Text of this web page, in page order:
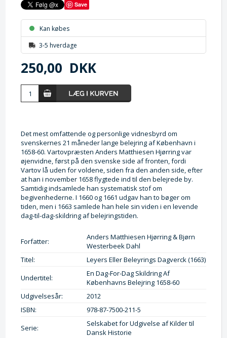
Save
Kan købes
3-5 hverdage
250,00 DKK
Det mest omfattende og personlige vidnesbyrd om
svenskernes 21 måneder lange belejring af København i
1658-60. Vartovpræsten Anders Matthiesen Hjørring var
øjenvidne, først på den svenske side af fronten, fordi
Vartov lå uden for voldene, siden fra den anden side, efter
at han i november 1658 flygtede ind til den belejrede by.
Samtidig indsamlede han systematisk stof om
begivenhederne. I 1660 og 1661 udgav han to bøger om
tiden, men i 1663 samlede han hele sin viden i en levende
dag-til-dag-skildring af belejringstiden.
Forfatter:
Anders Matthiesen Hjørring & Bjørn
Westerbeek Dahl
Titel:
Leyers Eller Beleyrings Dagverck (1663)
Undertitel:
En Dag-For-Dag Skildring Af
Københavns Belejring 1658-60
Udgivelsesår:
2012
ISBN:
978-87-7500-211-5
Serie:
Selskabet for Udgivelse af Kilder til
Dansk Historie